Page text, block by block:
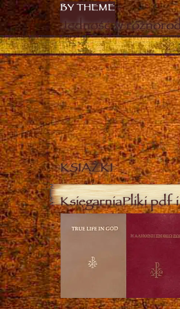
BY THEME
Jedność w
KSIĄŻKI
KsięgarniaPliki pdf